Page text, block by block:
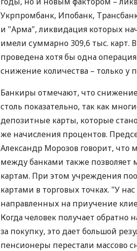
Укрпромбанк, Ипобанк,
и "Арма", ликвидация которых
имели суммарно 309,6 тыс. карт.
проведена хотя бы одна
снижение количества – только у
Банкиры отмечают, что
столь показательно, так как
депозитные карты, которые
же начисления процентов.
Александр Морозов говорит, что
между банками также позволяет
картам. При этом учреждения
картами в торговых точках. "У
направленных на приучение
Когда человек получает обратно
за покупку, это дает большой
пенсионеры перестали массово